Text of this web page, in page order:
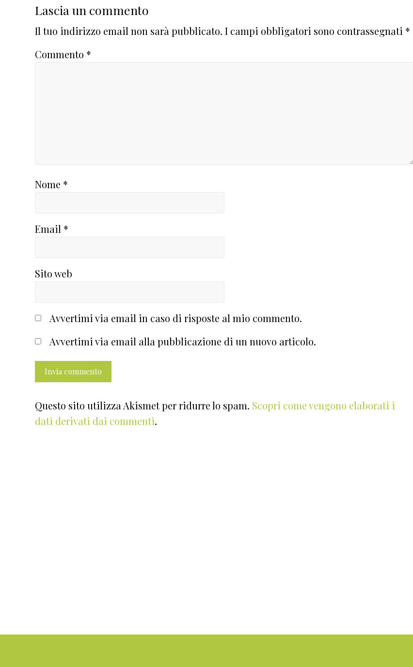
Interazioni
del
lettore
Lascia un commento
Il tuo indirizzo email non sarà pubblicato. I campi obbligatori sono contrassegnati *
Commento *
Nome *
Email *
Sito web
Avvertimi via email in caso di risposte al mio commento.
Avvertimi via email alla pubblicazione di un nuovo articolo.
Questo sito utilizza Akismet per ridurre lo spam. Scopri come vengono elaborati i
dati derivati dai commenti.